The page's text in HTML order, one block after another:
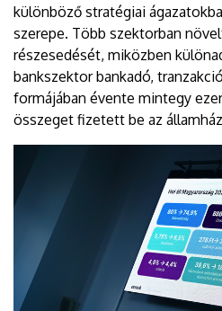
különböző stratégiai
szerepe. Több szektorban
részesedését, miközben
bankszektor bankadó,
formájában évente mintegy
összeget fizetett be az